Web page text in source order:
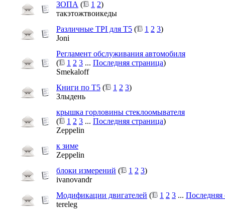
ЗОПА ( 1 2)
такэтожтвоикеды
Различные TPI для Т5 ( 1 2 3)
Joni
Регламент обслуживания автомобиля
(
1 2 3 ... Последняя страница)
Smekaloff
Книги по Т5 ( 1 2 3)
Злыдень
крышка горловины стеклоомывателя
(
1 2 3 ... Последняя страница)
Zeppelin
к зиме
Zeppelin
блоки измерений ( 1 2 3)
ivanovandr
Модификации двигателей ( 1 2 3 ... Последняя
tereleg